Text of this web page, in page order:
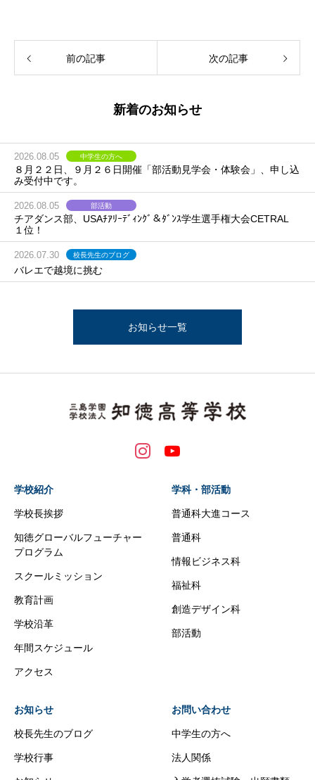
前の記事 次の記事
新着のお知らせ
2026.08.05 中学生の方へ
８月２２日、９月２６日開催「部活動見学会・体験会」、申し込
み受付中です。
2026.08.05 部活動
チアダンス部、USAﾁｱﾘｰﾃﾞｨﾝｸﾞ＆ﾀﾞﾝｽ学生選手権大会CETRAL
１位！
2026.07.30 校長先生のブログ
バレエで越境に挑む
お知らせ一覧
学校紹介
学校長挨拶
知徳グローバルフューチャー
プログラム
スクールミッション
教育計画
学校沿革
年間スケジュール
アクセス
学科・部活動
普通科大進コース
普通科
情報ビジネス科
福祉科
創造デザイン科
部活動
お知らせ
校長先生のブログ
学校行事
お問い合わせ
中学生の方へ
法人関係